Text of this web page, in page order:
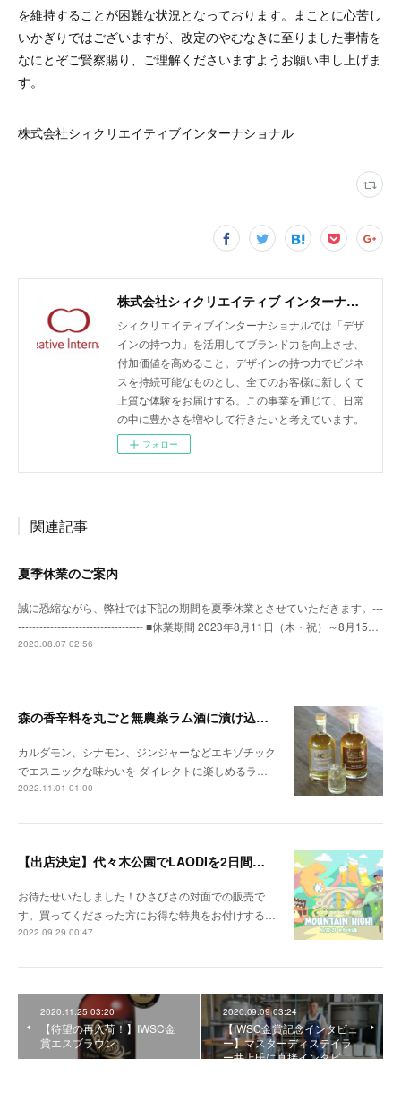
を維持することが困難な状況となっております。まことに心苦し
いかぎりではございますが、改定のやむなきに至りました事情を
なにとぞご賢察賜り、ご理解くださいますようお願い申し上げま
す。
株式会社シィクリエイティブインターナショナル
株式会社シィクリエイティブ インターナショナル/無農薬クラフトラム酒LAODI、バオバブ由来のスキンケア化粧品emiiiの開発・輸入・販売、商品企画及びデザイン、販売促進、広告運用、EC支援
シィクリエイティブインターナショナルでは「デザ
インの持つ力」を活用してブランド力を向上させ、
付加価値を高めること。デザインの持つ力でビジネ
スを持続可能なものとし、全てのお客様に新しくて
上質な体験をお届けする。この事業を通じて、日常
の中に豊かさを増やして行きたいと考えています。
フォロー
関連記事
夏季休業のご案内
誠に恐縮ながら、弊社では下記の期間を夏季休業とさせていただきます。---
----------------------------------- ■休業期間 2023年8月11日（木・祝）～8月15…
2023.08.07 02:56
森の香辛料を丸ごと無農薬ラム酒に漬け込んだ 「本格スパイスドラムシリーズ」が新登場
カルダモン、シナモン、ジンジャーなどエキゾチック
でエスニックな味わいを ダイレクトに楽しめるラ…
2022.11.01 01:00
【出店決定】代々木公園でLAODIを2日間販売！購入特典も
お待たせいたしました！ひさびさの対面での販売で
す。買ってくださった方にお得な特典をお付けする…
2022.09.29 00:47
2020.11.25 03:20
【待望の再入荷！】IWSC金
賞エスブラウン
2020.09.09 03:24
【IWSC金賞記念インタビュ
ー】マスターディステイラ
ー井上氏に直接インタビ…